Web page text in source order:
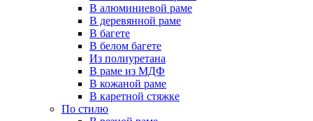
В алюминиевой раме
В деревянной раме
В багете
В белом багете
Из полиуретана
В раме из МДФ
В кожаной раме
В каретной стяжке
По стилю